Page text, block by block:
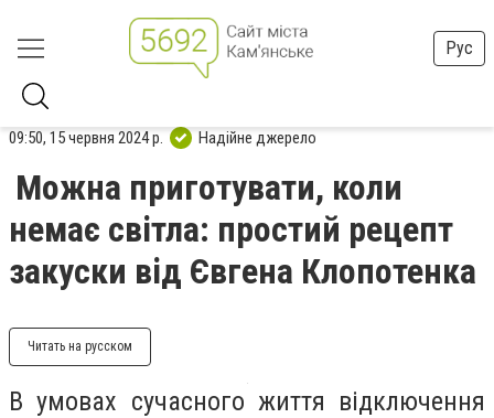
Рус
09:50, 15 червня 2024 р. Надійне джерело
Можна приготувати, коли
немає світла: простий рецепт
закуски від Євгена Клопотенка
Читать на русском
В умовах сучасного життя відключення